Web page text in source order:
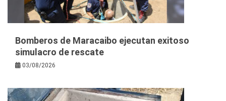
Bomberos de Maracaibo ejecutan exitoso
simulacro de rescate
03/08/2026